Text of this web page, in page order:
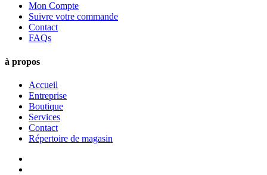
Mon Compte
Suivre votre commande
Contact
FAQs
à propos
Accueil
Entreprise
Boutique
Services
Contact
Répertoire de magasin